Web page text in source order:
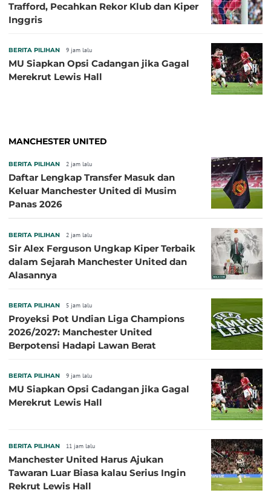
Trafford, Pecahkan Rekor Klub dan Kiper
Inggris
BERITA PILIHAN 9 jam lalu
MU Siapkan Opsi Cadangan jika Gagal
Merekrut Lewis Hall
MANCHESTER UNITED
BERITA PILIHAN 2 jam lalu
Daftar Lengkap Transfer Masuk dan
Keluar Manchester United di Musim
Panas 2026
BERITA PILIHAN 2 jam lalu
Sir Alex Ferguson Ungkap Kiper Terbaik
dalam Sejarah Manchester United dan
Alasannya
BERITA PILIHAN 5 jam lalu
Proyeksi Pot Undian Liga Champions
2026/2027: Manchester United
Berpotensi Hadapi Lawan Berat
BERITA PILIHAN 9 jam lalu
MU Siapkan Opsi Cadangan jika Gagal
Merekrut Lewis Hall
BERITA PILIHAN 11 jam lalu
Manchester United Harus Ajukan
Tawaran Luar Biasa kalau Serius Ingin
Rekrut Lewis Hall